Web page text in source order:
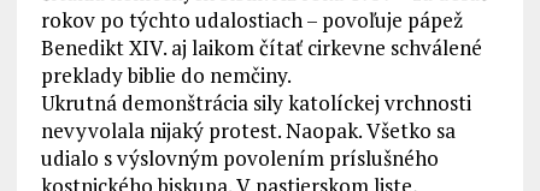
rokov po týchto udalostiach – povoľuje pápež
Benedikt XIV. aj laikom čítať cirkevne schválené
preklady biblie do nemčiny.
Ukrutná demonštrácia sily katolíckej vrchnosti
nevyvolala nijaký protest. Naopak. Všetko sa
udialo s výslovným povolením príslušného